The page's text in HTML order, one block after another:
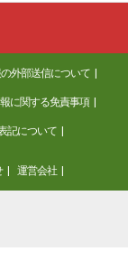
外部送信について
に関する免責事項
記について
運営会社